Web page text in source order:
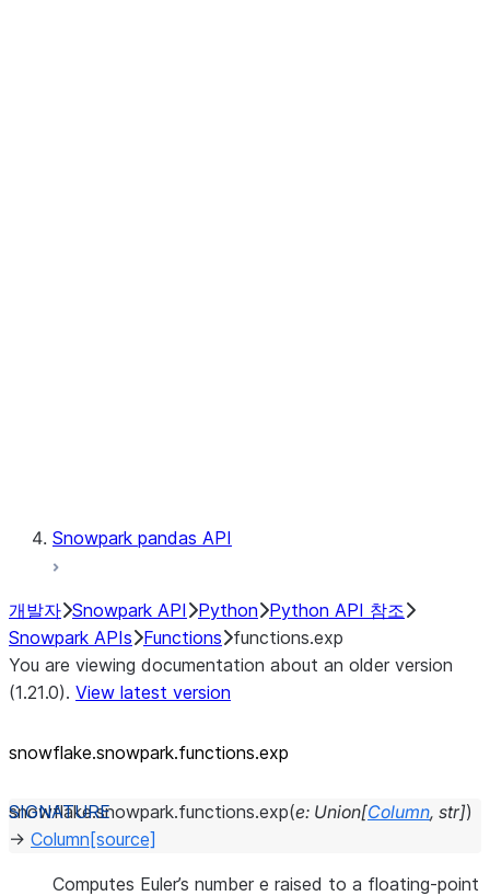
Snowpark pandas API
개발자 Snowpark API Python Python API 참조
Snowpark APIs Functions functions.exp
You are viewing documentation about an older version
(1.21.0). View latest version
snowflake.snowpark.functions.exp
snowflake.snowpark.functions.exp(e: Union[Column, str])
→ Column [source]
Computes Euler’s number e raised to a floating-point